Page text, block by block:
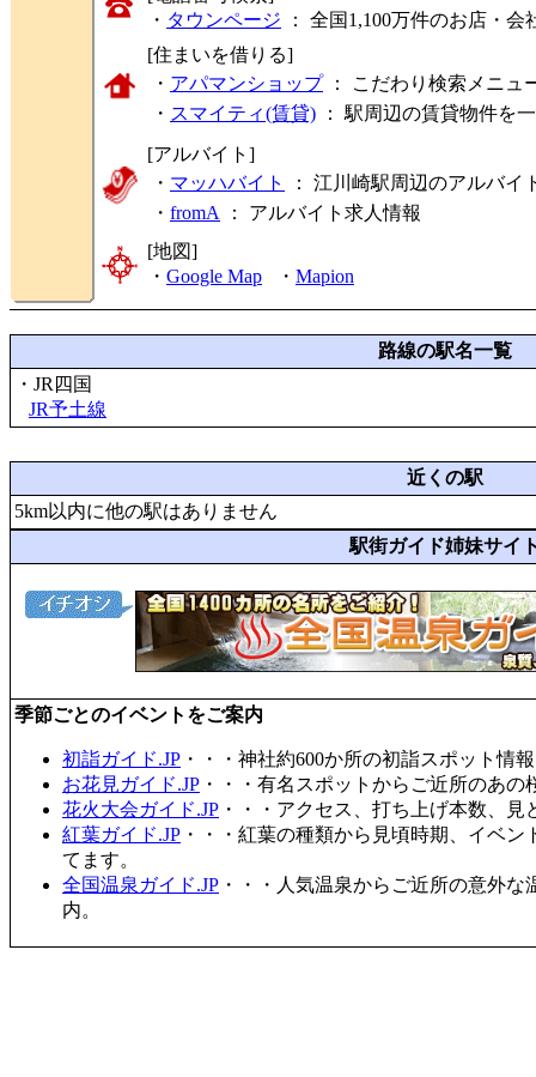
・ タウンページ ： 全国1,100万件のお店・
[住まいを借りる]
・ アパマンショップ： こだわり検索メニュ
・ スマイティ(賃貸) ： 駅周辺の賃貸物件を
[アルバイト]
・ マッハバイト
： 江川崎駅周辺のアルバイ
・ fromA ： アルバイト求人情報
[地図]
・ Google Map ・ Mapion
路線の駅名一覧
・JR四国
JR予土線
近くの駅
5km以内に他の駅はありません
駅街ガイド姉妹サイ
季節ごとのイベントをご案内
初詣ガイド.JP ・・・神社約600か所の初詣スポット情
お花見ガイド.JP ・・・有名スポットからご近所のあ
花火大会ガイド.JP ・・・アクセス、打ち上げ本数、
紅葉ガイド.JP ・・・紅葉の種類から見頃時期、イベ
てます。
全国温泉ガイド.JP ・・・人気温泉からご近所の意外
内。